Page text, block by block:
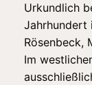
Urkundlich
Jahrhundert
Rösenbeck,
Im